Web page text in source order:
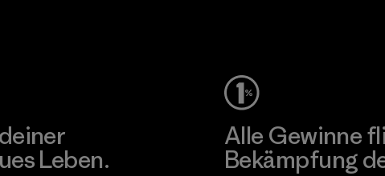
Leben.
Alle Gewinne
Bekämpfung